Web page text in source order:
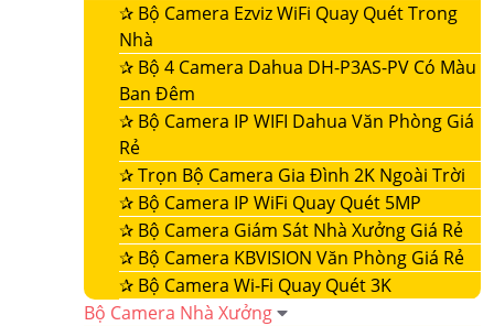
✰ Bộ Camera Ezviz WiFi Quay Quét Trong
Nhà
✰ Bộ 4 Camera Dahua DH-P3AS-PV Có Màu
Ban Đêm
✰ Bộ Camera IP WIFI Dahua Văn Phòng Giá
Rẻ
✰Trọn Bộ Camera Gia Đình 2K Ngoài Trời
✰ Bộ Camera IP WiFi Quay Quét 5MP
✰ Bộ Camera Giám Sát Nhà Xưởng Giá Rẻ
✰ Bộ Camera KBVISION Văn Phòng Giá Rẻ
✰ Bộ Camera Wi-Fi Quay Quét 3K
Bộ Camera Nhà Xưởng